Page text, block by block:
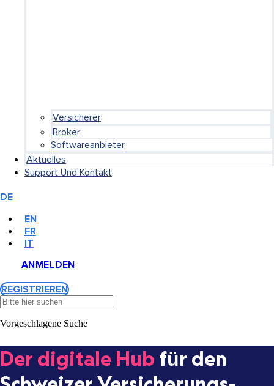
Versicherer
Broker
Softwareanbieter
Aktuelles
Support Und Kontakt
DE
EN
FR
IT
ANMELDEN
REGISTRIEREN
Vorgeschlagene Suche
Der digitale Hub für den